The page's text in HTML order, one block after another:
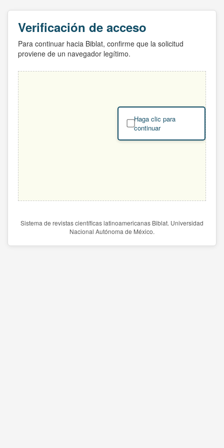
Verificación de acceso
Para continuar hacia Biblat, confirme que la solicitud
proviene de un navegador legítimo.
Haga clic para
continuar
Sistema de revistas científicas latinoamericanas Biblat. Universidad
Nacional Autónoma de México.